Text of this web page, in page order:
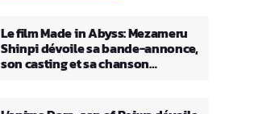
Le film Made in Abyss: Mezameru
Shinpi dévoile sa bande-annonce,
son casting et sa chanson